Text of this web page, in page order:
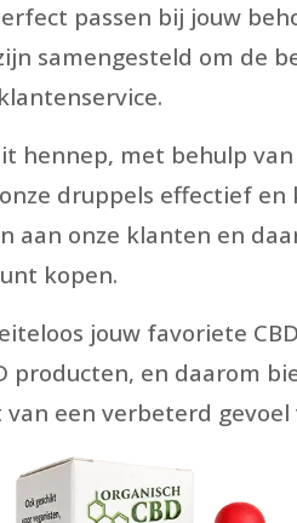
passen bij jouw
samengesteld om
hennep, met behulp
druppels effectief
onze klanten en
kopen.
jouw favoriete
en daarom
een verbeterd